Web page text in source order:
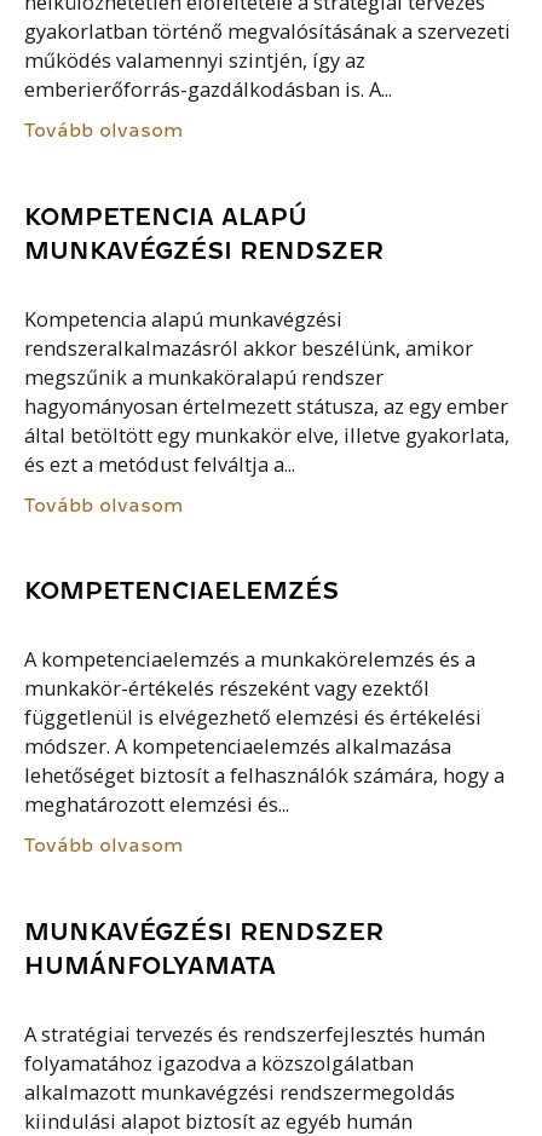
gyakorlatban történő megvalósításának a szervezeti
működés valamennyi szintjén, így az
emberierőforrás-gazdálkodásban is. A...
Tovább olvasom
KOMPETENCIA ALAPÚ
MUNKAVÉGZÉSI RENDSZER
Kompetencia alapú munkavégzési
rendszeralkalmazásról akkor beszélünk, amikor
megszűnik a munkaköralapú rendszer
hagyományosan értelmezett státusza, az egy ember
által betöltött egy munkakör elve, illetve gyakorlata,
és ezt a metódust felváltja a...
Tovább olvasom
KOMPETENCIAELEMZÉS
A kompetenciaelemzés a munkakörelemzés és a
munkakör-értékelés részeként vagy ezektől
függetlenül is elvégezhető elemzési és értékelési
módszer. A kompetenciaelemzés alkalmazása
lehetőséget biztosít a felhasználók számára, hogy a
meghatározott elemzési és...
Tovább olvasom
MUNKAVÉGZÉSI RENDSZER
HUMÁNFOLYAMATA
A stratégiai tervezés és rendszerfejlesztés humán
folyamatához igazodva a közszolgálatban
alkalmazott munkavégzési rendszermegoldás
kiindulási alapot biztosít az egyéb humán